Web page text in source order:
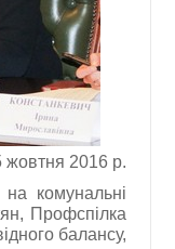
жовтня 2016 р.
комунальні
Профспілка
балансу,